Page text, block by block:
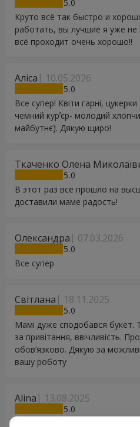
5
Круто всё так быстро и
работать, вы лучшие я уже не
всё проходит очень хорошо!!
Аліса 10.05.2026
5
Все супер! Квіти гарні,
чемний курʼєр- молодий
майбутнє). Дякую щиро!
Ткаченко Олена
5
В этот раз все прошло на
доставили маме радость!
Олександра 07.03.2026
5
Все супер
Світлана 18.11.2025
5
Мамі дуже сподобався букет.
за привітання, ввічливість.
обов’язково. Дякую за
вашу роботу
Alina 13.08.2025
5